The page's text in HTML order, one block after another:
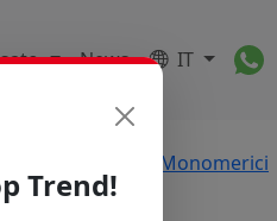
News IT
Pvc Adesivi Monomerici
Trend!